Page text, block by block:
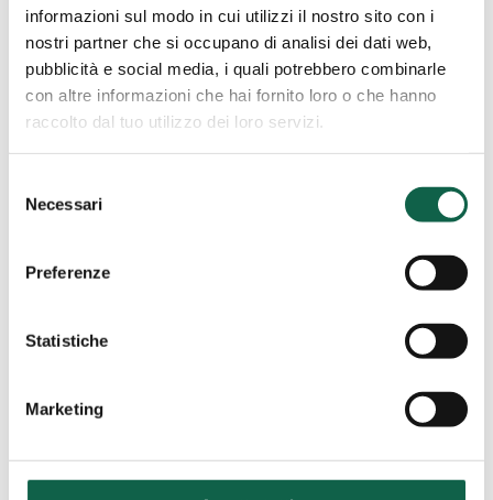
informazioni sul modo in cui utilizzi il nostro sito con i
nostri partner che si occupano di analisi dei dati web,
pubblicità e social media, i quali potrebbero combinarle
con altre informazioni che hai fornito loro o che hanno
raccolto dal tuo utilizzo dei loro servizi.
delNecessari
Preferenze
Statistiche
Marketing
06/6571962
Romano d'Ezzelino (VI)
Farmacia Del Grappa Di
Sas
d'Ezzelino, VI
Farmacia
Del
Di
E
Farmacia